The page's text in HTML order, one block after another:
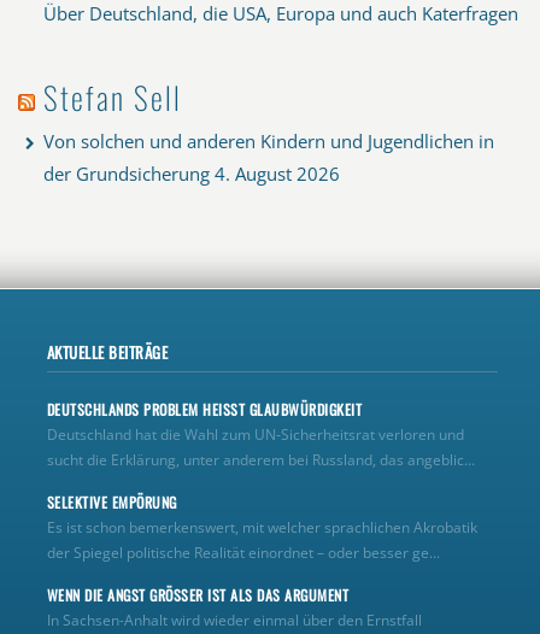
Über Deutschland, die USA, Europa und auch Katerfragen
Stefan Sell
Von solchen und anderen Kindern und Jugendlichen in
der Grundsicherung 4. August 2026
AKTUELLE BEITRÄGE
DEUTSCHLANDS PROBLEM HEISST GLAUBWÜRDIGKEIT
Deutschland hat die Wahl zum UN‑Sicherheitsrat verloren und
sucht die Erklärung, unter anderem bei Russland, das angeblic...
SELEKTIVE EMPÖRUNG
Es ist schon bemerkenswert, mit welcher sprachlichen Akrobatik
der Spiegel politische Realität einordnet – oder besser ge...
WENN DIE ANGST GRÖSSER IST ALS DAS ARGUMENT
In Sachsen-Anhalt wird wieder einmal über den Ernstfall